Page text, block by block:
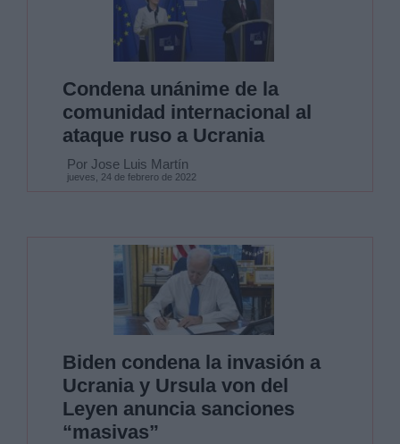
Condena unánime de la
comunidad internacional al
ataque ruso a Ucrania
Por Jose Luis Martín
jueves, 24 de febrero de 2022
Biden condena la invasión a
Ucrania y Ursula von del
Leyen anuncia sanciones
“masivas”